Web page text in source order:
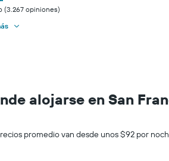
(3.267 opiniones)
alojarse en San
promedio van desde unos $92 por